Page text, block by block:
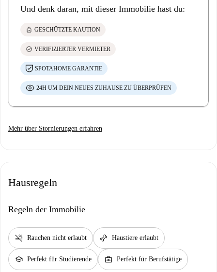
Und denk daran, mit dieser Immobilie hast du:
lock GESCHÜTZTE KAUTION
check_circle VERIFIZIERTER VERMIETER
SPOTAHOME GARANTIE
24H UM DEIN NEUES ZUHAUSE ZU ÜBERPRÜFEN
Mehr über Stornierungen erfahren
Hausregeln
Regeln der Immobilie
smoke_free Rauchen nicht erlaubt pet_supplies Haustiere erlaubt
school Perfekt für Studierende business_center Perfekt für Berufstätige